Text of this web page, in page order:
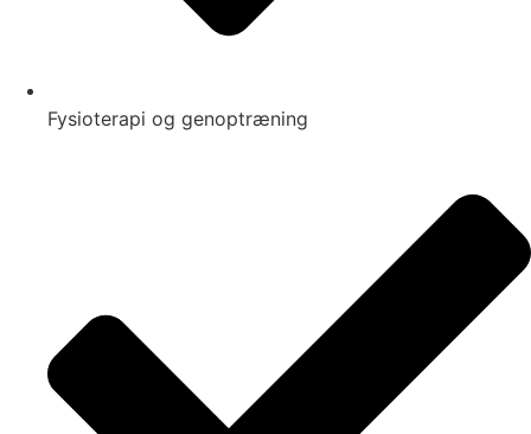
Fysioterapi og genoptræning